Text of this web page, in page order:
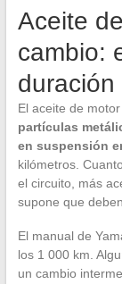
Aceite
cambio:
El aceite de
partículas
en suspensión
kilómetros.
el circuito, más
supone que
El manual de
los 1 000 km.
un cambio